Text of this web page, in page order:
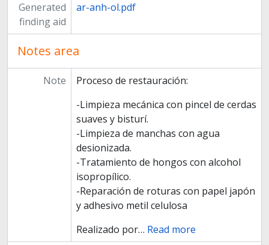
Generated
finding aid
ar-anh-ol.pdf
Notes area
Note
Proceso de restauración:
-Limpieza mecánica con pincel de cerdas
suaves y bisturí.
-Limpieza de manchas con agua
desionizada.
-Tratamiento de hongos con alcohol
isopropílico.
-Reparación de roturas con papel japón
y adhesivo metil celulosa
Realizado por… Read more